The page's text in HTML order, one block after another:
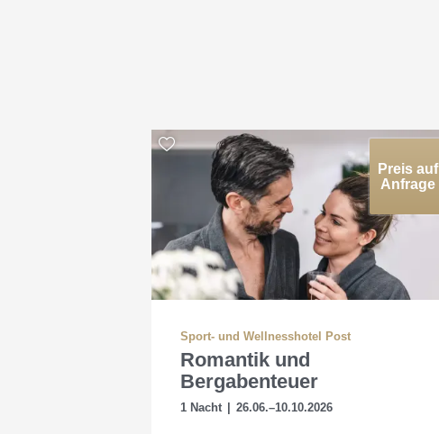
Preis auf
Anfrage
Sport- und Wellnesshotel Post
Romantik und
Bergabenteuer
1 Nacht | 26.06.–10.10.2026